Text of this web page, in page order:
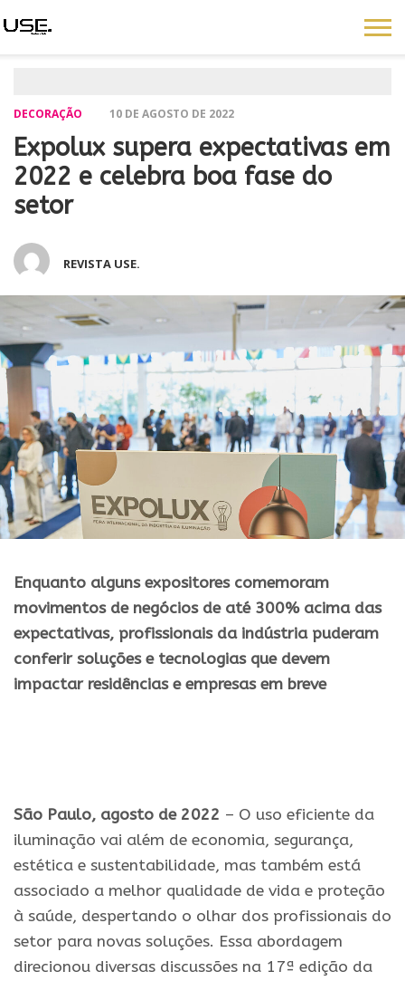
DECORAÇÃO 10 DE AGOSTO DE 2022
Expolux supera expectativas em
2022 e celebra boa fase do
setor
REVISTA USE.
Enquanto alguns expositores comemoram
movimentos de negócios de até 300% acima das
expectativas, profissionais da indústria puderam
conferir soluções e tecnologias que devem
impactar residências e empresas em breve
São Paulo, agosto de 2022 – O uso eficiente da
iluminação vai além de economia, segurança,
estética e sustentabilidade, mas também está
associado a melhor qualidade de vida e proteção
à saúde, despertando o olhar dos profissionais do
setor para novas soluções. Essa abordagem
direcionou diversas discussões na 17ª edição da